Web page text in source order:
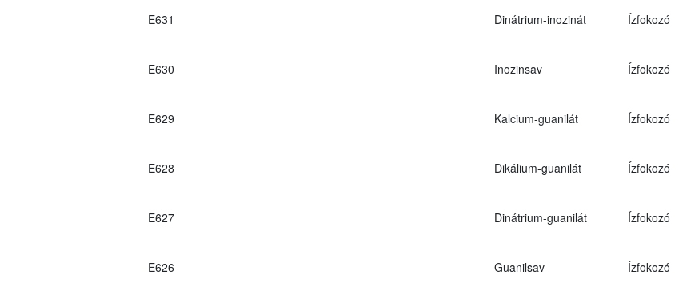
E631 Dinátrium-inozinát Ízfokozó
E630 Inozinsav Ízfokozó
E629 Kalcium-guanilát Ízfokozó
E628 Dikálium-guanilát Ízfokozó
E627 Dinátrium-guanilát Ízfokozó
E626 Guanilsav Ízfokozó